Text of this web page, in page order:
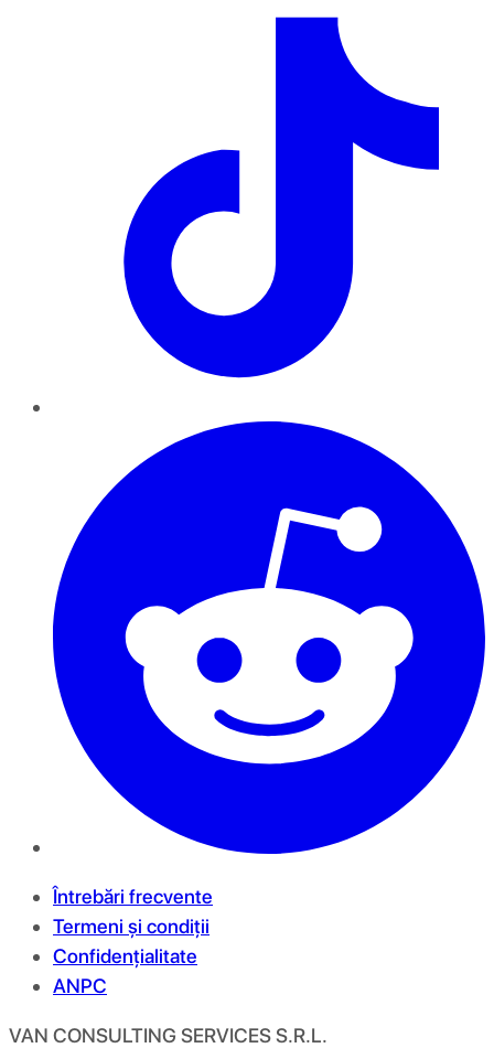
Întrebări frecvente
Termeni și condiții
Confidențialitate
ANPC
VAN CONSULTING SERVICES S.R.L.